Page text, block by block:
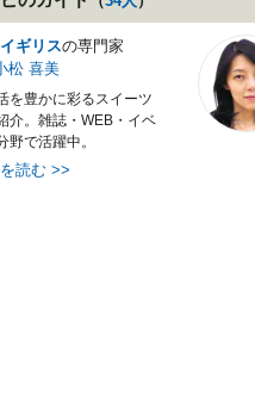
ギリスの専門家
松 喜美
を豊かに彩るスイーツ
介。雑誌・WEB・イベ
野で活躍中。
読む >>